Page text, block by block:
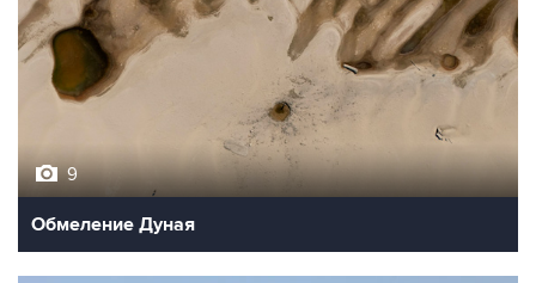
9
Обмеление Дуная